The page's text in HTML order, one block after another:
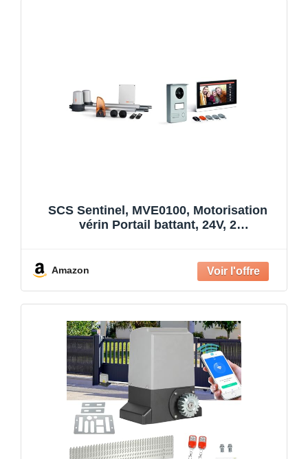
SCS Sentinel, MVE0100, Motorisation
vérin Portail battant, 24V, 2
Ecran tactile - 7 pouces
Amazon